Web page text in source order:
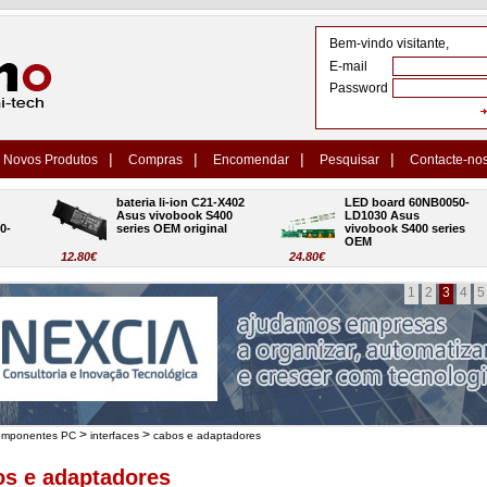
Bem-vindo visitante,
E-mail
Password
Novos Produtos | Compras | Encomendar | Pesquisar | Contacte-
12.80€
bateria li-ion C21-X402
Asus vivobook S400
series OEM original
24.80€
LED board 60NB0050-
LD1030 Asus
vivobook S400 series
OEM
1 2 3 4 5
PC > interfaces > cabos e adaptadores
e adaptadores